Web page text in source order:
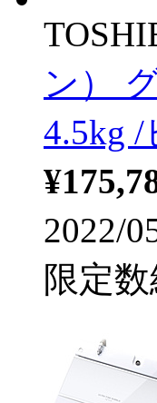
ン）
4.5kg
2022/
限定数